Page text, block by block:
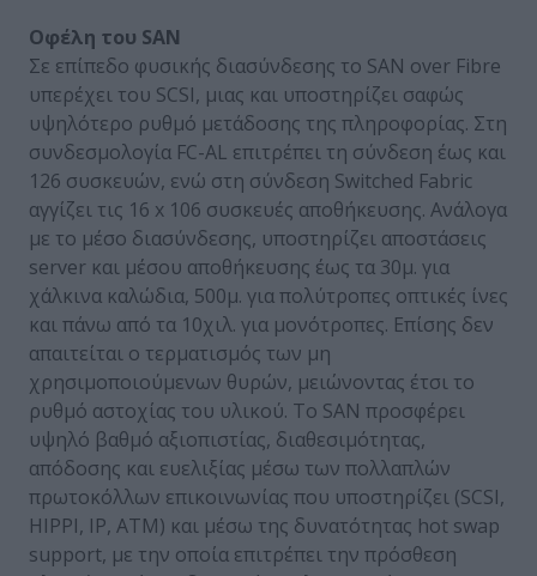
Οφέλη του SAN
Σε επίπεδο φυσικής διασύνδεσης το SAN over Fibre
υπερέχει του SCSI, μιας και υποστηρίζει σαφώς
υψηλότερο ρυθμό μετάδοσης της πληροφορίας. Στη
συνδεσμολογία FC-AL επιτρέπει τη σύνδεση έως και
126 συσκευών, ενώ στη σύνδεση Switched Fabric
αγγίζει τις 16 x 106 συσκευές αποθήκευσης. Ανάλογα
με το μέσο διασύνδεσης, υποστηρίζει αποστάσεις
server και μέσου αποθήκευσης έως τα 30μ. για
χάλκινα καλώδια, 500μ. για πολύτροπες οπτικές ίνες
και πάνω από τα 10χιλ. για μονότροπες. Επίσης δεν
απαιτείται ο τερματισμός των μη
χρησιμοποιούμενων θυρών, μειώνοντας έτσι το
ρυθμό αστοχίας του υλικού. Το SAN προσφέρει
υψηλό βαθμό αξιοπιστίας, διαθεσιμότητας,
απόδοσης και ευελιξίας μέσω των πολλαπλών
πρωτοκόλλων επικοινωνίας που υποστηρίζει (SCSI,
HIPPI, IP, ATM) και μέσω της δυνατότητας hot swap
support, με την οποία επιτρέπει την πρόσθεση